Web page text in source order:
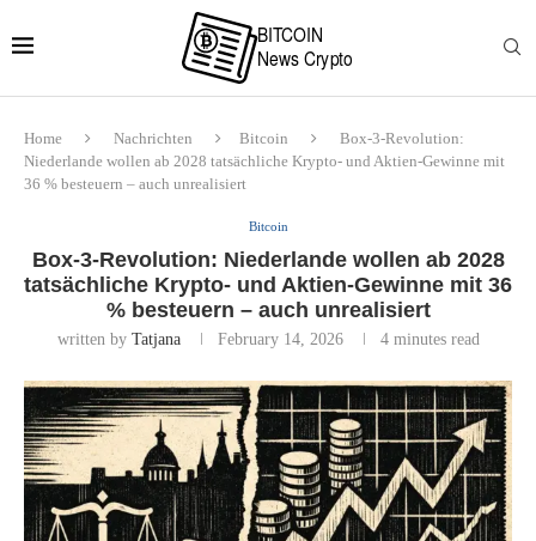
Home Nachrichten Bitcoin
Box-3-Revolution:
Niederlande wollen ab 2028 tatsächliche Krypto- und Aktien-Gewinne mit
36 % besteuern – auch unrealisiert
Bitcoin
Box-3-Revolution: Niederlande wollen ab 2028
tatsächliche Krypto- und Aktien-Gewinne mit 36
% besteuern – auch unrealisiert
written by Tatjana February 14, 2026 4 minutes read